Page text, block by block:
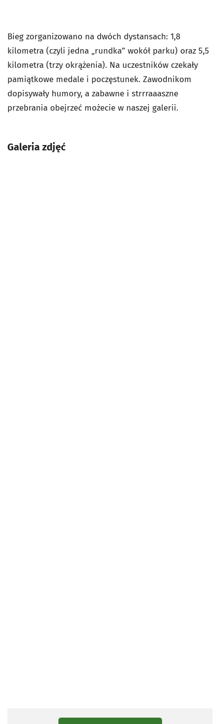
Bieg zorganizowano na dwóch dystansach: 1,8
kilometra (czyli jedna „rundka” wokół parku) oraz 5,5
kilometra (trzy okrążenia). Na uczestników czekały
pamiątkowe medale i poczęstunek. Zawodnikom
dopisywały humory, a zabawne i strrraaaszne
przebrania obejrzeć możecie w naszej galerii.
Galeria zdjęć